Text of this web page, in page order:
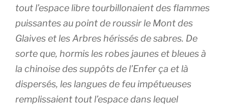
tout l’espace libre tourbillonaient des flammes
puissantes au point de roussir le Mont des
Glaives et les Arbres hérissés de sabres. De
sorte que, hormis les robes jaunes et bleues à
la chinoise des suppôts de l’Enfer ça et là
dispersés, les langues de feu impétueuses
remplissaient tout l’espace dans lequel